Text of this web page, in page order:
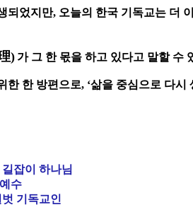
었지만, 오늘의 한국 기독교는 더
) 가 그 한 몫을 하고 있다고 말할 수
한 방편으로, ‘삶을 중심으로 다
잡이 하나님
수
기독교인